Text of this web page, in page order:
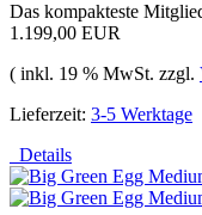
Das kompakteste
1.199,00 EUR
( inkl. 19 % MwSt. zzgl.
Lieferzeit: 3-5 Werktage
Details